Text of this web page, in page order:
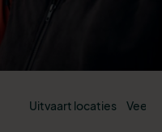
Uitvaart locaties